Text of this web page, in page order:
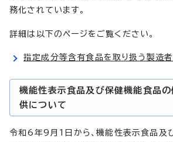
務化されています。
詳細は以下のページをご覧ください。
指定成分等含有食品を取り扱う製造
機能性表示食品及び保健機能食品
供について
令和6年9月1日から、機能性表示食品及